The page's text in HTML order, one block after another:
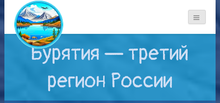
Бурятия — третий
регион России